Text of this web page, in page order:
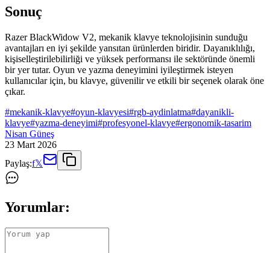
Sonuç
Razer BlackWidow V2, mekanik klavye teknolojisinin sunduğu
avantajları en iyi şekilde yansıtan ürünlerden biridir. Dayanıklılığı,
kişiselleştirilebilirliği ve yüksek performansı ile sektöründe önemli
bir yer tutar. Oyun ve yazma deneyimini iyileştirmek isteyen
kullanıcılar için, bu klavye, güvenilir ve etkili bir seçenek olarak öne
çıkar.
#mekanik-klavye#oyun-klavyesi#rgb-aydinlatma#dayanikli-
klavye#yazma-deneyimi#profesyonel-klavye#ergonomik-tasarim
Nisan Güneş
23 Mart 2026
Paylaş:f𝕏
Yorumlar: